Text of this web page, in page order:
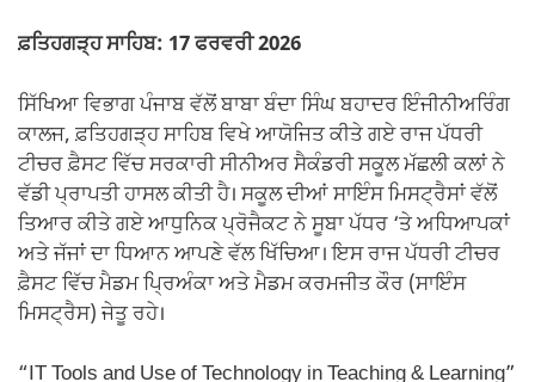
ਫ਼ਤਿਹਗੜ੍ਹ ਸਾਹਿਬ: 17 ਫਰਵਰੀ 2026
ਸਿੱਖਿਆ ਵਿਭਾਗ ਪੰਜਾਬ ਵੱਲੋਂ ਬਾਬਾ ਬੰਦਾ ਸਿੰਘ ਬਹਾਦਰ ਇੰਜੀਨੀਅਰਿੰਗ
ਕਾਲਜ, ਫ਼ਤਿਹਗੜ੍ਹ ਸਾਹਿਬ ਵਿਖੇ ਆਯੋਜਿਤ ਕੀਤੇ ਗਏ ਰਾਜ ਪੱਧਰੀ
ਟੀਚਰ ਫ਼ੈਸਟ ਵਿੱਚ ਸਰਕਾਰੀ ਸੀਨੀਅਰ ਸੈਕੰਡਰੀ ਸਕੂਲ ਮੱਛਲੀ ਕਲਾਂ ਨੇ
ਵੱਡੀ ਪ੍ਰਾਪਤੀ ਹਾਸਲ ਕੀਤੀ ਹੈ। ਸਕੂਲ ਦੀਆਂ ਸਾਇੰਸ ਮਿਸਟ੍ਰੈਸਾਂ ਵੱਲੋਂ
ਤਿਆਰ ਕੀਤੇ ਗਏ ਆਧੁਨਿਕ ਪ੍ਰੋਜੈਕਟ ਨੇ ਸੂਬਾ ਪੱਧਰ ‘ਤੇ ਅਧਿਆਪਕਾਂ
ਅਤੇ ਜੱਜਾਂ ਦਾ ਧਿਆਨ ਆਪਣੇ ਵੱਲ ਖਿੱਚਿਆ। ਇਸ ਰਾਜ ਪੱਧਰੀ ਟੀਚਰ
ਫ਼ੈਸਟ ਵਿੱਚ ਮੈਡਮ ਪ੍ਰਿਅੰਕਾ ਅਤੇ ਮੈਡਮ ਕਰਮਜੀਤ ਕੌਰ (ਸਾਇੰਸ
ਮਿਸਟ੍ਰੈਸ) ਜੇਤੂ ਰਹੇ।
“IT Tools and Use of Technology in Teaching & Learning”